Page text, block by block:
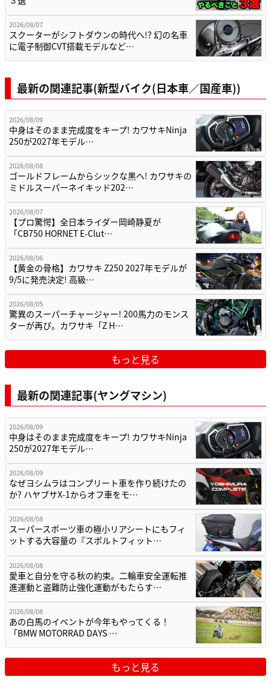
2026/08/07
スクーターがシフトダウンの時代へ!? 幻の名車
に電子制御CVT搭載モデルなど…
最新の関連記事(新型バイク(日本車／国産車))
2026/08/09
中身はそのまま完成度をキープ! カワサキNinja
250が2027年モデル…
2026/08/08
ゴールドフレームからシックな黒へ! カワサキの
ミドルスーパーネイキッド202…
2026/08/07
【プロ驚愕】全日本ライダー岡崎静夏が
「CB750 HORNET E-Clut…
2026/08/06
【黄金の骨格】カワサキ Z250 2027年モデルが
9/5に発売決定! 高級…
2026/08/05
驚異のスーパーチャージャー! 200馬力のモンス
ターが再び。カワサキ「Z H…
もっと見る
最新の関連記事(ヤングマシン)
2026/08/09
中身はそのまま完成度をキープ! カワサキNinja
250が2027年モデル…
2026/08/09
なぜヨシムラはコンプリート車を作り続けたの
か? ハヤブサX-1からオフ車をモ…
2026/08/08
スーパースポーツ車の極小リアシートにもフィ
ットする大容量の『スポルトフィット…
2026/08/08
愛車と自分を守る秋の約束。二輪車安全運転推
進運動と盗難防止強化運動がもたらす…
2026/08/08
あの白馬のイベントが今年もやってくる！
「BMW MOTORRAD DAYS …
もっと見る